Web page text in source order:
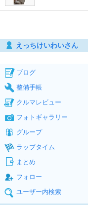
えっちけいわいさん
ブログ
整備手帳
クルマレビュー
フォトギャラリー
グループ
ラップタイム
まとめ
フォロー
ユーザー内検索